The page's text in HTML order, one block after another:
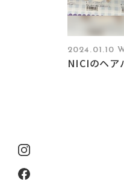
2024.01.10
NICIのヘア